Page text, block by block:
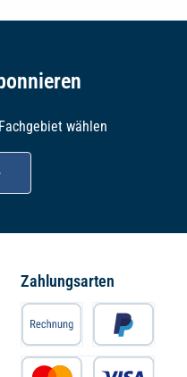
wählen
Zahlungsarten